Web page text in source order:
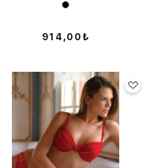
914,00₺